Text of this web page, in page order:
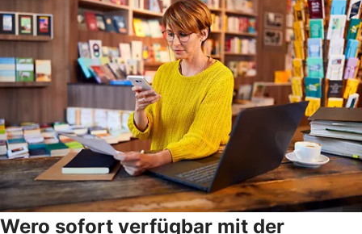
Wero sofort verfügbar mit der